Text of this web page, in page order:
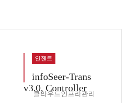
인젠트
infoSeer-Trans
v3.0, Controller
클라우드인프라관리